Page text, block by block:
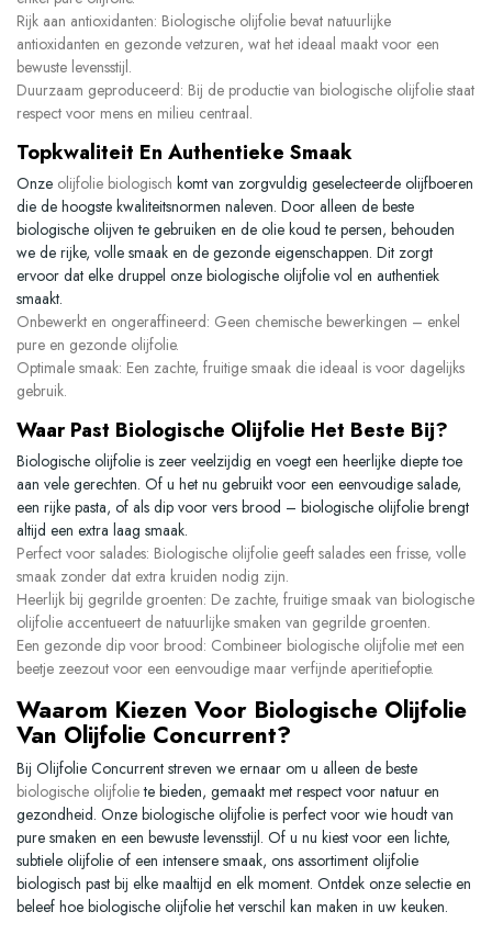
Rijk aan antioxidanten: Biologische olijfolie bevat natuurlijke
antioxidanten en gezonde vetzuren, wat het ideaal maakt voor een
bewuste levensstijl.
Duurzaam geproduceerd: Bij de productie van biologische olijfolie staat
respect voor mens en milieu centraal.
Topkwaliteit En Authentieke Smaak
Onze olijfolie biologisch komt van zorgvuldig geselecteerde olijfboeren
die de hoogste kwaliteitsnormen naleven. Door alleen de beste
biologische olijven te gebruiken en de olie koud te persen, behouden
we de rijke, volle smaak en de gezonde eigenschappen. Dit zorgt
ervoor dat elke druppel onze biologische olijfolie vol en authentiek
smaakt.
Onbewerkt en ongeraffineerd: Geen chemische bewerkingen – enkel
pure en gezonde olijfolie.
Optimale smaak: Een zachte, fruitige smaak die ideaal is voor dagelijks
gebruik.
Waar Past Biologische Olijfolie Het Beste Bij?
Biologische olijfolie is zeer veelzijdig en voegt een heerlijke diepte toe
aan vele gerechten. Of u het nu gebruikt voor een eenvoudige salade,
een rijke pasta, of als dip voor vers brood – biologische olijfolie brengt
altijd een extra laag smaak.
Perfect voor salades: Biologische olijfolie geeft salades een frisse, volle
smaak zonder dat extra kruiden nodig zijn.
Heerlijk bij gegrilde groenten: De zachte, fruitige smaak van biologische
olijfolie accentueert de natuurlijke smaken van gegrilde groenten.
Een gezonde dip voor brood: Combineer biologische olijfolie met een
beetje zeezout voor een eenvoudige maar verfijnde aperitiefoptie.
Waarom Kiezen Voor Biologische Olijfolie
Van Olijfolie Concurrent?
Bij Olijfolie Concurrent streven we ernaar om u alleen de beste
biologische olijfoliete bieden, gemaakt met respect voor natuur en
gezondheid. Onze biologische olijfolie is perfect voor wie houdt van
pure smaken en een bewuste levensstijl. Of u nu kiest voor een lichte,
subtiele olijfolie of een intensere smaak, ons assortiment olijfolie
biologisch past bij elke maaltijd en elk moment. Ontdek onze selectie en
beleef hoe biologische olijfolie het verschil kan maken in uw keuken.